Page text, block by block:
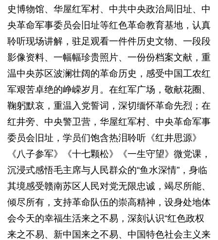
史博物馆、华屋红军村、中共中央政治局旧址、中
央革命军事委员会旧址等红色革命教育基地，认真
聆听现场讲解，驻足观看一件件历史文物、一段段
影像资料、一幅幅珍贵照片、一份份档案文献，重
温中央苏区波澜壮阔的革命历史，感受中国工农红
军艰苦卓绝的峥嵘岁月。在红军广场，敬献花圈、
鞠躬默哀，重温入党誓词，深切缅怀革命先烈；在
红井旁、中央警卫营，华屋红军村、中央革命军事
委员会旧址，学员们饱含热泪聆听《红井思源》
《八子参军》《十七颗松》《一生守望》微党课，
沉浸式感悟毛主席与人民群众的“鱼水深情”，身临
其境感受赣南苏区人民对党无限忠诚，竭尽所能、
倾尽所有，支持革命队伍的崇高精神，设身处地体
会今天的幸福生活来之不易，深刻认识“红色政权
来之不易、新中国来之不易、中国特色社会主义来